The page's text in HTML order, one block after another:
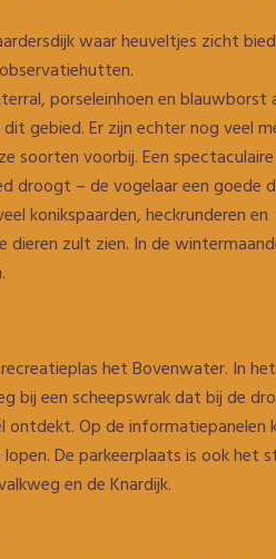
waar heuveltjes zicht
porseleinhoen en blauwborst
gebied. Er zijn echter nog veel
soorten voorbij. Een spectaculaire
droogt – de vogelaar een goede
konikspaarden, heckrunderen en
zult zien. In de
het Bovenwater. In het
bij een scheepswrak dat bij de
Op de
De parkeerplaats is ook het
en de Knardijk.